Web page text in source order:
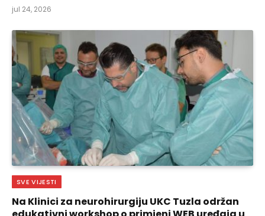
jul 24, 2026
SVE VIJESTI
Na Klinici za neurohirurgiju UKC Tuzla održan